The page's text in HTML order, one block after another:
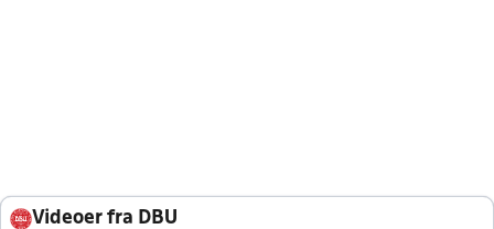
Videoer fra DBU